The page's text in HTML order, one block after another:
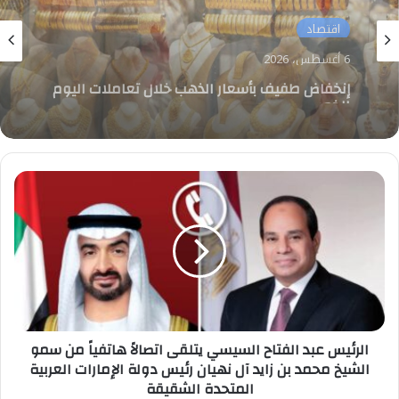
اقتصاد
6 أغسطس، 2026
تعرف على أسعار الفراخ في السوق.. اليوم
الخميس
الرئيس
هاتفياً
من
سمو
الشيخ
محمد
الرئيس عبد الفتاح السيسي يتلقى اتصالاً هاتفياً من سمو
الشيخ محمد بن زايد آل نهيان رئيس دولة الإمارات العربية
المتحدة الشقيقة